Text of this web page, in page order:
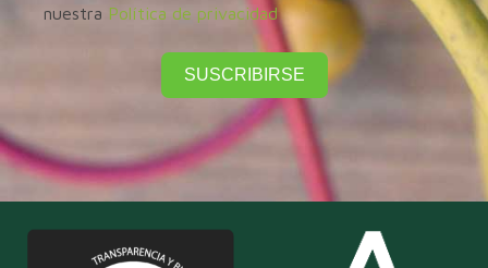
nuestra Política de privacidad
SUSCRIBIRSE